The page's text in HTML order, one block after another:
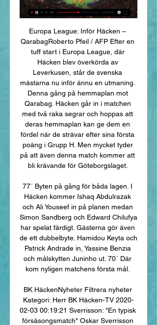
Europa League: Inför Häcken –
QarabagRoberto Pfeil / AFP Efter en
tuff start i Europa League, där
Häcken blev överkörda av
Leverkusen, står de svenska
mästarna nu inför ännu en utmaning.
Denna gång på hemmaplan mot
Qarabag. Häcken går in i matchen
med två raka segrar och hoppas att
deras hemmaplan kan ge dem en
fördel när de strävar efter sina första
poäng i Grupp H. Men mycket tyder
på att även denna match kommer att
bli krävande för Göteborgslaget.
77´ Byten på gång för båda lagen. I
Häcken kommer Ishaq Abdulrazak
och Ali Youseef in på planen medan
Simon Sandberg och Edward Chilufya
har spelat färdigt. Gästerna gör även
de ett dubbelbyte. Hamidou Keyta och
Patrick Andrade in, Yassine Benzia
och målskytten Juninho ut. 70´ Där
kom nyligen matchens första mål.
BK HäckenNyheter Filtrera nyheter
Kategori: Herr BK Häcken-TV 2020-
02-03 00:19:21 Sverrisson: "En typisk
försäsongsmatch" Oskar Sverrisson